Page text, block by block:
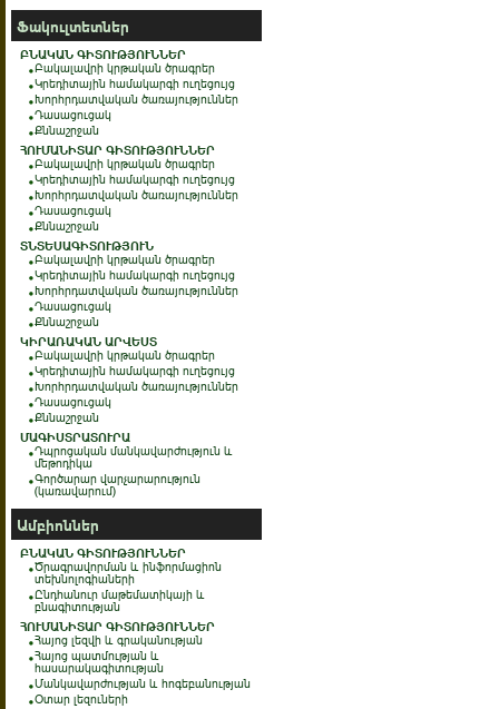
Ֆակուլտետներ
ԲՆԱԿԱՆ ԳԻՏՈՒԹՅՈՒՆՆԵՐ
Բակալավրի կրթական ծրագրեր
Կրեդիտային համակարգի ուղեցույց
Խորհրդատվական ծառայություններ
Դասացուցակ
Քննաշրջան
ՀՈՒՄԱՆԻՏԱՐ ԳԻՏՈՒԹՅՈՒՆՆԵՐ
Բակալավրի կրթական ծրագրեր
Կրեդիտային համակարգի ուղեցույց
Խորհրդատվական ծառայություններ
Դասացուցակ
Քննաշրջան
ՏՆՏԵՍԱԳԻՏՈՒԹՅՈՒՆ
Բակալավրի կրթական ծրագրեր
Կրեդիտային համակարգի ուղեցույց
Խորհրդատվական ծառայություններ
Դասացուցակ
Քննաշրջան
ԿԻՐԱՌԱԿԱՆ ԱՐՎԵՍՏ
Բակալավրի կրթական ծրագրեր
Կրեդիտային համակարգի ուղեցույց
Խորհրդատվական ծառայություններ
Դասացուցակ
Քննաշրջան
ՄԱԳԻՍՏՐԱՏՈՒՐԱ
Դպրոցական մանկավարժություն և
մեթոդիկա
Գործարար վարչարարություն
(կառավարում)
Ամբիոններ
ԲՆԱԿԱՆ ԳԻՏՈՒԹՅՈՒՆՆԵՐ
Ծրագրավորման և ինֆորմացիոն
տեխնոլոգիաների
Ընդհանուր մաթեմատիկայի և
բնագիտության
ՀՈՒՄԱՆԻՏԱՐ ԳԻՏՈՒԹՅՈՒՆՆԵՐ
Հայոց լեզվի և գրականության
Հայոց պատմության և
հասարակագիտության
Մանկավարժության և հոգեբանության
Օտար լեզուների